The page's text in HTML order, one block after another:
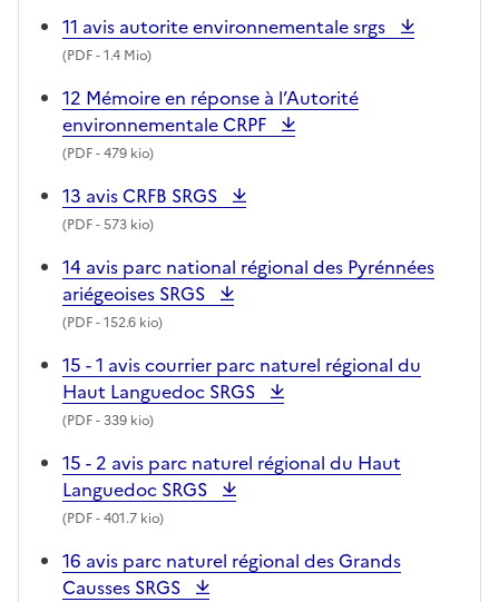
11 avis autorite environnementale srgs
(PDF- 1.4 Mio)
12 Mémoire en réponse à l’Autorité
environnementale CRPF
(PDF- 479 kio)
13 avis CRFB SRGS
(PDF- 573 kio)
14 avis parc national régional des Pyrénnées
ariégeoises SRGS
(PDF- 152.6 kio)
15 - 1 avis courrier parc naturel régional du
Haut Languedoc SRGS
(PDF- 339 kio)
15 - 2 avis parc naturel régional du Haut
Languedoc SRGS
(PDF- 401.7 kio)
16 avis parc naturel régional des Grands
Causses SRGS